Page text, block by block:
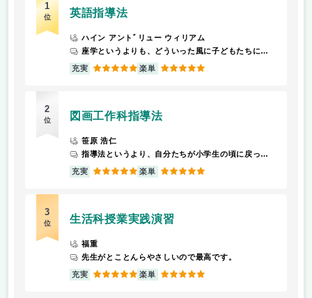
1
位 英語指導法
ハイン アントﾞリュー ウィリアム
座学というよりも、どういった風に子どもたちに教えれば良いのかを、身をもって体験できる授業です。
充実 5 楽単 5
2
位 図画工作科指導法
笹原 浩仁
指導法というより、自分たちが小学生の頃に戻って図画工作をする感じです！
充実 5 楽単 5
3
位 生活科授業実践演習
福重
先生がとことんらやさしいので最高です。
充実 5 楽単 5